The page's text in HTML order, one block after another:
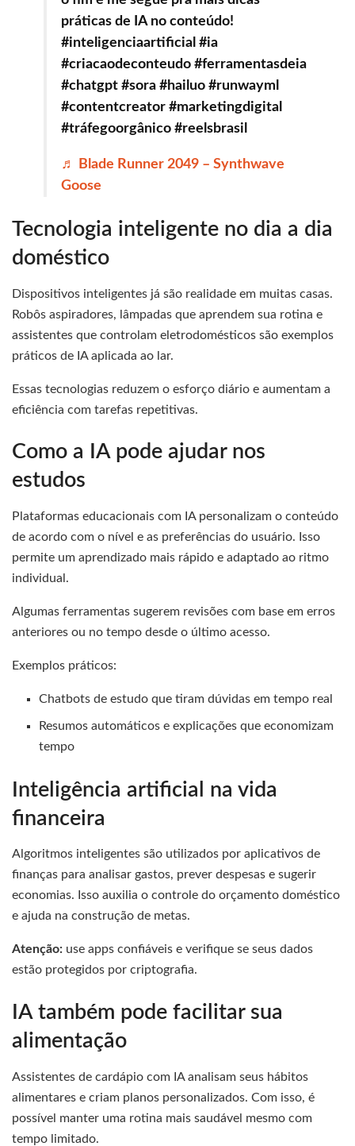
práticas de IA no conteúdo! ⁠
#inteligenciaartificial #ia
#criacaodeconteudo #ferramentasdeia
#chatgpt #sora #hailuo #runwayml
#contentcreator #marketingdigital
#tráfegoorgânico #reelsbrasil
♬ Blade Runner 2049 – Synthwave
Goose
Tecnologia inteligente no dia a dia
doméstico
Dispositivos inteligentes já são realidade em muitas casas.
Robôs aspiradores, lâmpadas que aprendem sua rotina e
assistentes que controlam eletrodomésticos são exemplos
práticos de IA aplicada ao lar.
Essas tecnologias reduzem o esforço diário e aumentam a
eficiência com tarefas repetitivas.
Como a IA pode ajudar nos
estudos
Plataformas educacionais com IA personalizam o conteúdo
de acordo com o nível e as preferências do usuário. Isso
permite um aprendizado mais rápido e adaptado ao ritmo
individual.
Algumas ferramentas sugerem revisões com base em erros
anteriores ou no tempo desde o último acesso.
Exemplos práticos:
Chatbots de estudo que tiram dúvidas em tempo real
Resumos automáticos e explicações que economizam
tempo
Inteligência artificial na vida
financeira
Algoritmos inteligentes são utilizados por aplicativos de
finanças para analisar gastos, prever despesas e sugerir
economias. Isso auxilia o controle do orçamento doméstico
e ajuda na construção de metas.
Atenção: use apps confiáveis e verifique se seus dados
estão protegidos por criptografia.
IA também pode facilitar sua
alimentação
Assistentes de cardápio com IA analisam seus hábitos
alimentares e criam planos personalizados. Com isso, é
possível manter uma rotina mais saudável mesmo com
tempo limitado.